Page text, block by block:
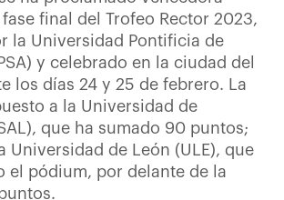
final del Trofeo Rector 2023,
la Universidad Pontificia de
y celebrado en la ciudad del
los días 24 y 25 de febrero. La
a la Universidad de
que ha sumado 90 puntos;
Universidad de León (ULE), que
el pódium, por delante de la